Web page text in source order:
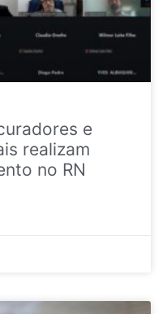
e
realizam
no RN